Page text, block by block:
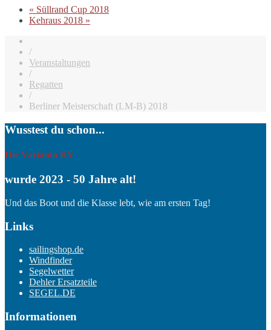
« Süllrand Cup 2018
Kehraus 2018 »
/
Veranstaltungen
/
Regatten
/
Berliner Meisterschaft (LM-B) 2018
Wusstest du schon...
Die Varianta KV
wurde 2023 - 50 Jahre alt!
Und das Boot und die Klasse lebt, wie am ersten Tag!
Links
sailingshop.de
Windfinder
Segelwetter
Dehler Ersatzteile
SEGEL.DE
Informationen